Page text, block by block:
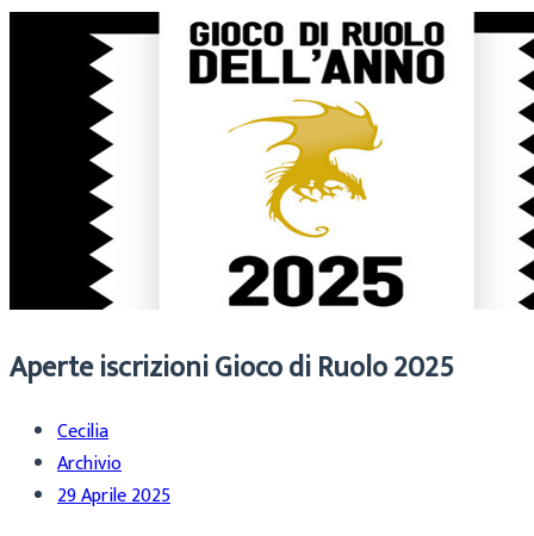
Aperte iscrizioni Gioco di Ruolo 2025
Cecilia
Archivio
29 Aprile 2025